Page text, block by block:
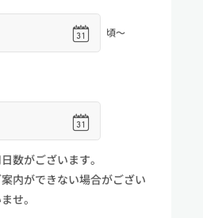
頃～
数がございます。
内ができない場合がござい
せ。